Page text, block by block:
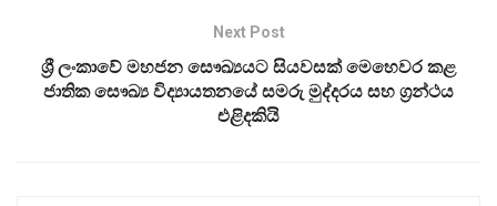
Next Post
ශ්‍රී ලංකාවේ මහජන සෞඛ්‍යයට සියවසක් මෙහෙවර කළ
ජාතික සෞඛ්‍ය විද්‍යායතනයේ සමරු මුද්දරය සහ ග්‍රන්ථය
එළිදකියි